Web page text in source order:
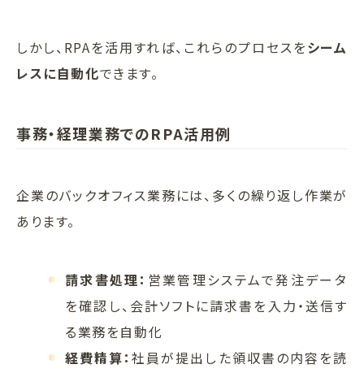
しかし、RPAを活用すれば、これらのプロセスをシーム
レスに自動化できます。
事務・経理業務でのRPA活用例
企業のバックオフィス業務には、多くの繰り返し作業が
あります。
請求書処理： 営業管理システムで発注データ
を確認し、会計ソフトに請求書を入力・送信す
る業務を自動化
経費精算：社員が提出した領収書の内容を読